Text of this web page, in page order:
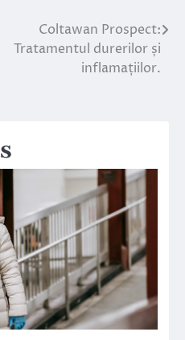
Coltawan Prospect:
Tratamentul durerilor și
inflamațiilor.